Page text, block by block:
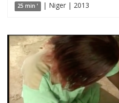
25 min ' | Niger | 2013